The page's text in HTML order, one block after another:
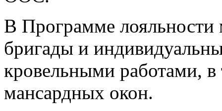
В Программе лояльности
бригады и
кровельными работами, в
мансардных окон.